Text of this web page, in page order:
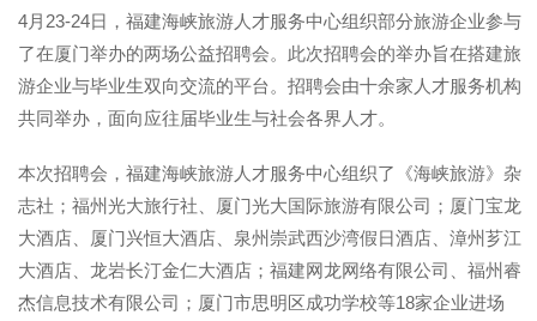
批干部，详情如下
4月23-24日，福建海峡旅游人才服务中心组织部分旅游企业参与
了在厦门举办的两场公益招聘会。此次招聘会的举办旨在搭建旅
游企业与毕业生双向交流的平台。招聘会由十余家人才服务机构
共同举办，面向应往届毕业生与社会各界人才。
本次招聘会，福建海峡旅游人才服务中心组织了《海峡旅游》杂
志社；福州光大旅行社、厦门光大国际旅游有限公司；厦门宝龙
大酒店、厦门兴恒大酒店、泉州崇武西沙湾假日酒店、漳州芗江
大酒店、龙岩长汀金仁大酒店；福建网龙网络有限公司、福州睿
杰信息技术有限公司；厦门市思明区成功学校等18家企业进场